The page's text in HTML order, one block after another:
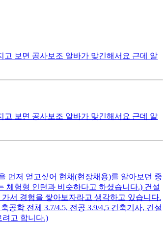
보면 공사보조 알바가 맞긴해서요 근데 알
보면 공사보조 알바가 맞긴해서요 근데 알
먼저 얻고싶어 현채(현장채용)를 알아보던 중
체험형 인턴과 비슷하다고 하셨습니다.) 건설
서 경험을 쌓아보자라고 생각하고 있습니다.
학 전체 3.7/4.5, 전공 3.9/4,5 건축기사, 건설
려고 합니다.)